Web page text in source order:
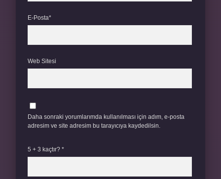
E-Posta*
Web Sitesi
Daha sonraki yorumlarımda kullanılması için adım, e-posta
adresim ve site adresim bu tarayıcıya kaydedilsin.
5 + 3 kaçtır? *